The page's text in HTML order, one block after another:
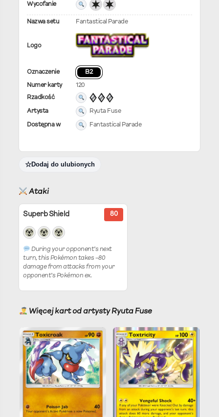
Wycofanie
Nazwa setu Fantastical Parade
Logo
Oznaczenie B2
Numer karty
120
Rzadkość
Artysta Ryuta Fuse
Dostępna w Fantastical Parade
Dodaj do ulubionych
Ataki
Superb Shield 80
During your opponent’s next
turn, this Pokémon takes −80
damage from attacks from your
opponent’s Pokémon ex.
Więcej kart od artysty Ryuta Fuse